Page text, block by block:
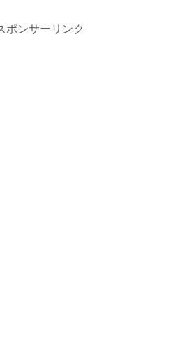
ポンサーリンク